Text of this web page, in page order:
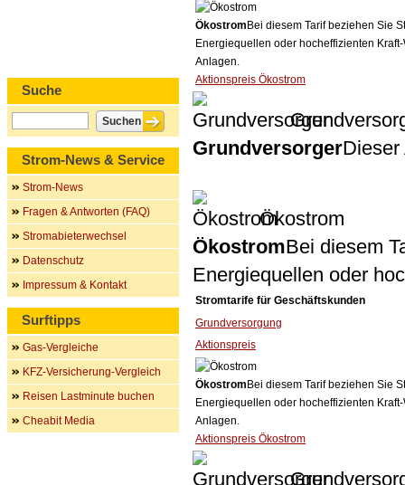
Ökostrom Bei diesem Tarif beziehen Sie
Energiequellen oder hocheffizienten
Anlagen.
Aktionspreis Ökostrom
GrundversorgerDieser
Ökostrom
ÖkostromBei diesem
Energiequellen oder
Stromtarife für Geschäftskunden
Grundversorgung
Aktionspreis
Ökostrom Bei diesem Tarif beziehen Sie
Energiequellen oder hocheffizienten
Anlagen.
Aktionspreis Ökostrom
Suche
Strom-News & Service
Strom-News
Fragen & Antworten (FAQ)
Stromabieterwechsel
Datenschutz
Impressum & Kontakt
Surftipps
Gas-Vergleiche
KFZ-Versicherung-Vergleich
Reisen Lastminute buchen
Cheabit Media